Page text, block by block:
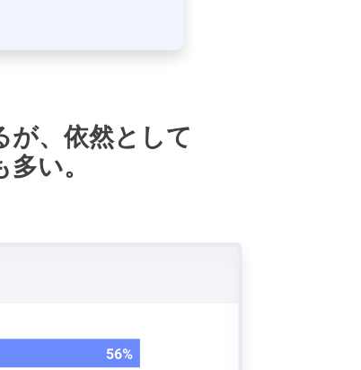
が、依然として
い。